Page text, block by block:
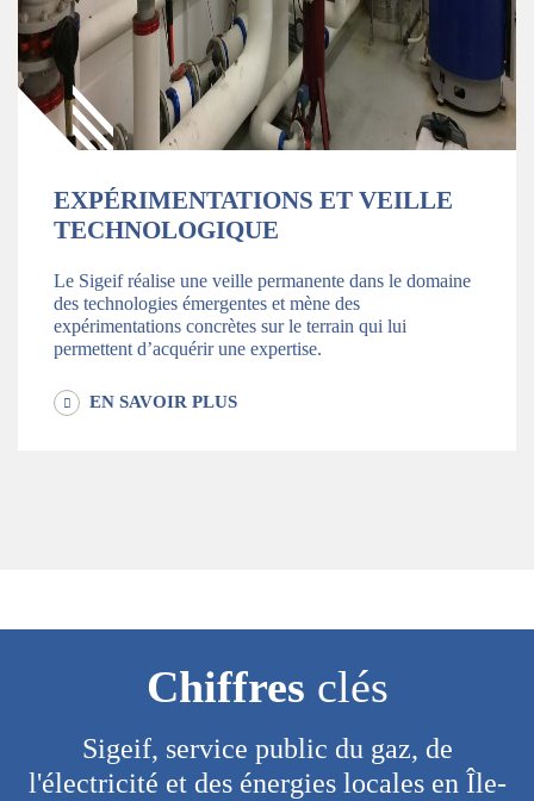
EXPÉRIMENTATIONS ET VEILLE
TECHNOLOGIQUE
Le Sigeif réalise une veille permanente dans le domaine
des technologies émergentes et mène des
expérimentations concrètes sur le terrain qui lui
permettent d’acquérir une expertise.
EN SAVOIR PLUS
Chiffres clés
Sigeif, service public du gaz, de
l'électricité et des énergies locales en Île-